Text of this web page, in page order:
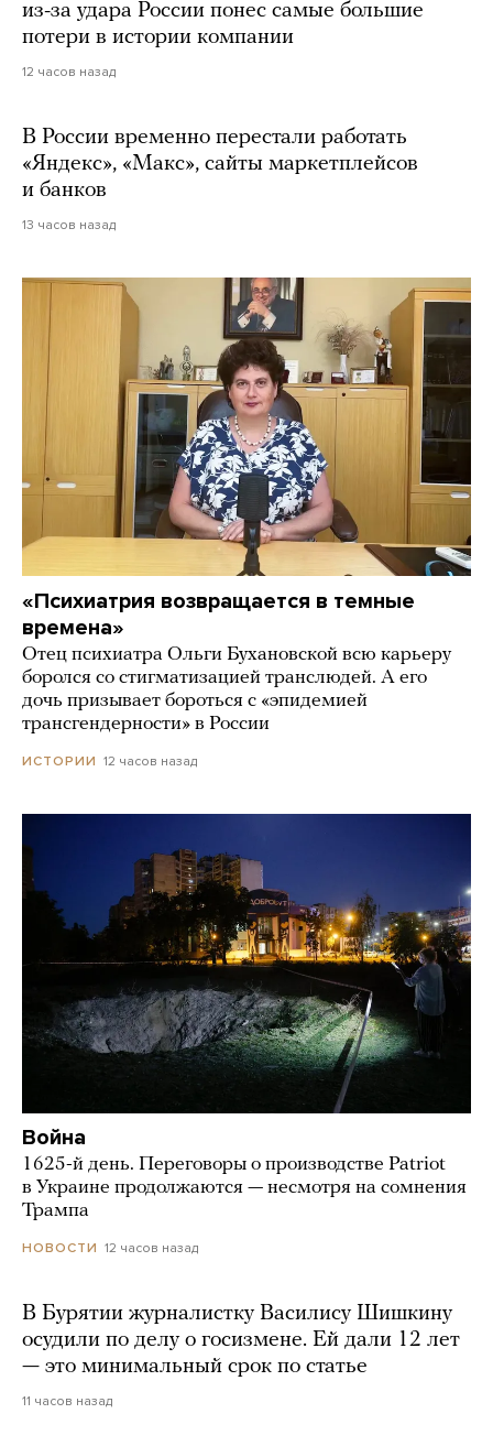
из-за удара России понес самые большие
потери в истории компании
12 часов назад
В России временно перестали работать
«Яндекс», «Макс», сайты маркетплейсов
и банков
13 часов назад
«Психиатрия возвращается в темные
времена»
Отец психиатра Ольги Бухановской всю карьеру
боролся со стигматизацией транслюдей. А его
дочь призывает бороться с «эпидемией
трансгендерности» в России
ИСТОРИИ 12 часов назад
Война
1625-й день. Переговоры о производстве Patriot
в Украине продолжаются — несмотря на сомнения
Трампа
НОВОСТИ 12 часов назад
В Бурятии журналистку Василису Шишкину
осудили по делу о госизмене. Ей дали 12 лет
— это минимальный срок по статье
11 часов назад